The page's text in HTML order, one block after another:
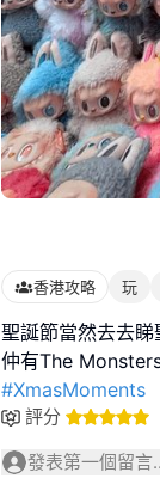
香港攻略 玩
聖誕節當然去去睇
#XmasMoments
評分
發表第一個留言